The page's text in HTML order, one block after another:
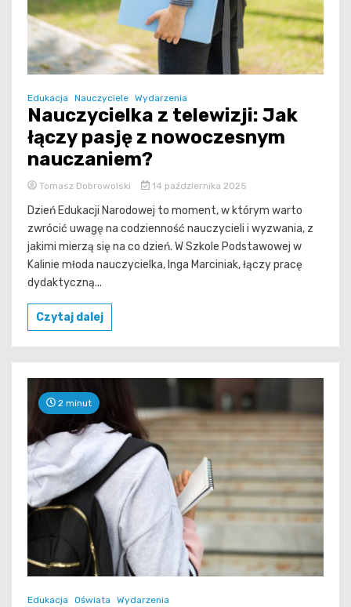
Edukacja Nauczyciele Wydarzenia
Nauczycielka z telewizji: Jak
łączy pasję z nowoczesnym
nauczaniem?
Tomasz Dobrowolski 14 października 2025
Dzień Edukacji Narodowej to moment, w którym warto
zwrócić uwagę na codzienność nauczycieli i wyzwania, z
jakimi mierzą się na co dzień. W Szkole Podstawowej w
Kalinie młoda nauczycielka, Inga Marciniak, łączy pracę
dydaktyczną...
Czytaj dalej
2 minut
Edukacja Oświata Wydarzenia